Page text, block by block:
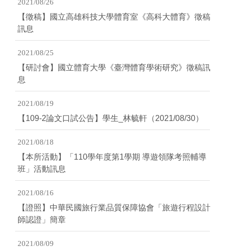
2021/08/26
【徵稿】國立高雄科技大學體育室《高科大體育》徵稿
訊息
2021/08/25
【研討會】國立體育大學《臺灣體育學術研究》徵稿訊
息
2021/08/19
【109-2論文口試公告】學生_林毓軒（2021/08/30）
2021/08/18
【本所活動】「110學年度第1學期 導遊領隊考照輔導
班」活動訊息
2021/08/16
【證照】中華民國旅行業品質保障協會「旅遊行程設計
師認證」簡章
2021/08/09